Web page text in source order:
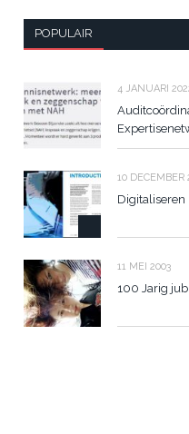
POPULAIR
4 JANUARI
10 DECEMBER
Digitaliseren
11 MEI 2003
100 Jarig